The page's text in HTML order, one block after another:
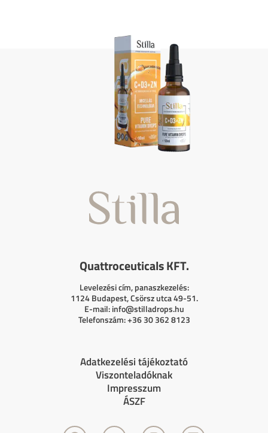
Quattroceuticals KFT.
Levelezési cím, panaszkezelés:
1124 Budapest, Csörsz utca 49-51.
E-mail:info@stilladrops.hu
Telefonszám: +36 30 362 8123
Adatkezelési tájékoztató
Viszonteladóknak
Impresszum
ÁSZF